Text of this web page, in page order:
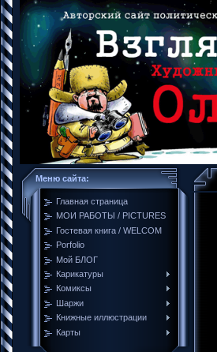
Меню сайта:
Главная страница
МОИ РАБОТЫ / PICTURES
Гостевая книга / WELCOM
Porfolio
Мой БЛОГ
Карикатуры
Комиксы
Шаржи
Книжные иллюстрации
Карты